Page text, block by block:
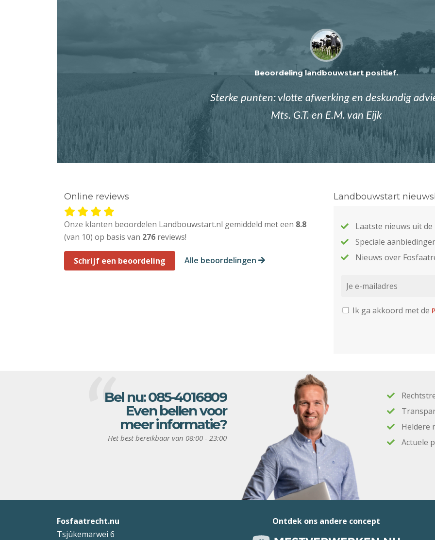
Beoordeling landbouwstart positief.
Sterke punten: vlotte afwerking en deskundig
Mts. G.T. en E.M. van Eijk
Online reviews
Onze klanten beoordelen Landbouwstart.nl gemiddeld met een 8.8
(van 10) op basis van 276 reviews!
Schrijf een beoordeling Alle beoordelingen
Landbouwstart
Laatste nieuws uit
Speciale
Nieuws over
Ik ga akkoord met de
Bel nu:085-4016809
Even bellen voor
meer informatie?
Het best bereikbaar van 08:00 - 23:00
Heldere
Actuele
Fosfaatrecht.nu
Tsjûkemarwei 6
Ontdek ons andere concept